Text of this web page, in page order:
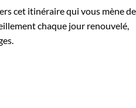
cet itinéraire qui vous mène de
chaque jour renouvelé,